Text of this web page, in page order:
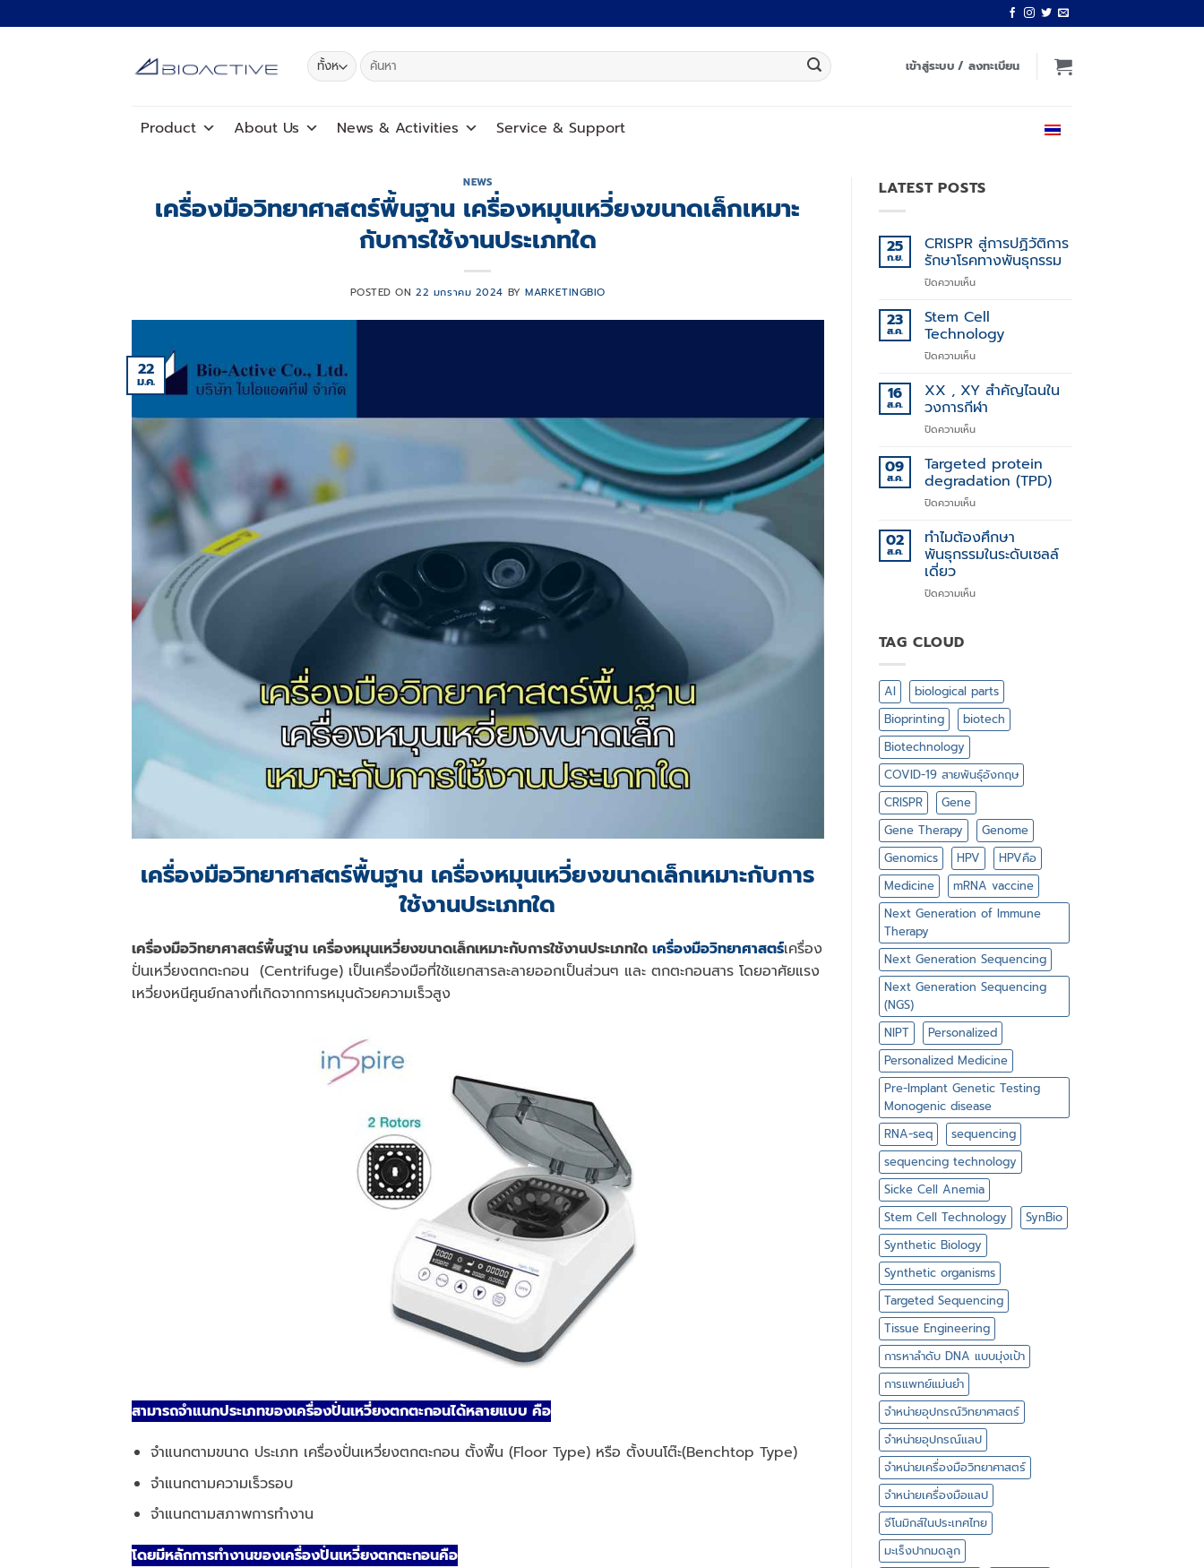
ไป
ค้นหา: เข้าสู่ระบบ / ลงทะเบียน
Product About Us News & Activities Service & Support
NEWS
เครื่องมือวิทยาศาสตร์พื้นฐาน เครื่องหมุนเหวี่ยงขนาดเล็กเหมาะ
กับการใช้งานประเภทใด
POSTED ON22 มกราคม 2024 BYMARKETINGBIO
22
ม.ค.
เครื่องมือวิทยาศาสตร์พื้นฐาน เครื่องหมุนเหวี่ยงขนาดเล็กเหมาะกับการ
ใช้งานประเภทใด
เครื่องมือวิทยาศาสตร์พื้นฐาน เครื่องหมุนเหวี่ยงขนาดเล็กเหมาะกับการใช้งานประเภทใด เครื่องมือวิทยาศาสตร์เครื่อง
ปั่นเหวี่ยงตกตะกอน (Centrifuge) เป็นเครื่องมือที่ใช้แยกสารละลายออกเป็นส่วนๆ และ ตกตะกอนสาร โดยอาศัยแรง
เหวี่ยงหนีศูนย์กลางที่เกิดจากการหมุนด้วยความเร็วสูง
สามารถจำแนกประเภทของเครื่องปั่นเหวี่ยงตกตะกอนได้หลายแบบ คือ
จำแนกตามขนาด ประเภท เครื่องปั่นเหวี่ยงตกตะกอน ตั้งพื้น (Floor Type) หรือ ตั้งบนโต๊ะ(Benchtop Type)
จำแนกตามความเร็วรอบ
จำแนกตามสภาพการทำงาน
โดยมีหลักการทำงานของเครื่องปั่นเหวี่ยงตกตะกอนคือ
LATEST POSTS
25
ก.ย.
CRISPR สู่การปฏิวัติการ
รักษาโรคทางพันธุกรรม
ปิดความเห็นบน
สู่
การ
ปฏิวัติ
การ
โรค
ทาง
23
ส.ค.
Stem Cell
Technology
ปิดความเห็นบน
Cell
Technology
16
ส.ค.
XX , XY สำคัญไฉนใน
วงการกีฬา
ปิดความเห็นบน
,
XY
สำคัญ
ไฉน
วงการ
กีฬา
09
ส.ค.
Targeted protein
degradation (TPD)
ปิดความเห็นบน
protein
degradation
(TPD)
02
ส.ค.
ทำไมต้องศึกษา
พันธุกรรมในระดับเซลล์
เดี่ยว
ปิดความเห็นบน
ระดับ
เซลล์
เดี่ยว
TAG CLOUD
AI
biological parts
Bioprinting
biotech
Biotechnology
COVID-19 สายพันธุ์อังกฤษ
CRISPR
Gene
Gene Therapy
Genome
Genomics
HPV
HPVคือ
Medicine
mRNA vaccine
Next Generation of Immune
Therapy
Next Generation Sequencing
Next Generation Sequencing
(NGS)
NIPT
Personalized
Personalized Medicine
Pre-Implant Genetic Testing
Monogenic disease
RNA-seq
sequencing
sequencing technology
Sicke Cell Anemia
Stem Cell Technology
SynBio
Synthetic Biology
Synthetic organisms
Targeted Sequencing
Tissue Engineering
การหาลำดับ DNA แบบมุ่งเป้า
การแพทย์แม่นยำ
จำหน่ายอุปกรณ์วิทยาศาสตร์
จำหน่ายอุปกรณ์แลป
จำหน่ายเครื่องมือวิทยาศาสตร์
จำหน่ายเครื่องมือแลป
จีโนมิกส์ในประเทศไทย
มะเร็งปากมดลูก